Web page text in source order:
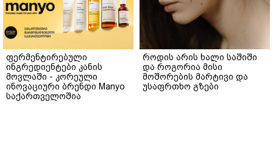
ფერმენტირებული
ინგრედიენტები კანის
მოვლაში - კორეული
ინოვაციური ბრენდი Manyo
საქართველოშია
როდის არის ხალი საშიში
და როგორია მისი
მოშორების მარტივი და
უსაფრთხო გზები